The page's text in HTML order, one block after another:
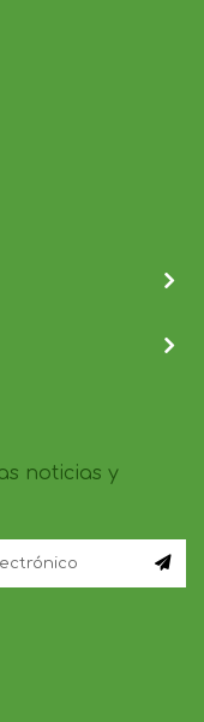
noticias y